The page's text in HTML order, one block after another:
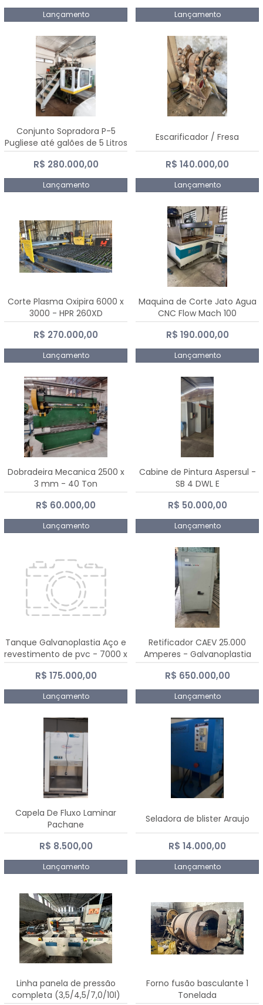
Lançamento Lançamento
Conjunto Sopradora P-5
Pugliese até galões de 5 Litros
R$ 280.000,00
Lançamento
Escarificador / Fresa
R$ 140.000,00
Lançamento
Corte Plasma Oxipira 6000 x
3000 - HPR 260XD
R$ 270.000,00
Lançamento
Maquina de Corte Jato Agua
CNC Flow Mach 100
R$ 190.000,00
Lançamento
Dobradeira Mecanica 2500 x
3 mm - 40 Ton
R$ 60.000,00
Lançamento
Cabine de Pintura Aspersul -
SB 4 DWL E
R$ 50.000,00
Lançamento
Tanque Galvanoplastia Aço e
revestimento de pvc - 7000 x
2200 mm
R$ 175.000,00
Lançamento
Retificador CAEV 25.000
Amperes - Galvanoplastia
R$ 650.000,00
Lançamento
Capela De Fluxo Laminar
Pachane
R$ 8.500,00
Lançamento
Seladora de blister Araujo
R$ 14.000,00
Lançamento
Linha panela de pressão
completa (3,5/4,5/7,0/10l)
Forno fusão basculante 1
Tonelada